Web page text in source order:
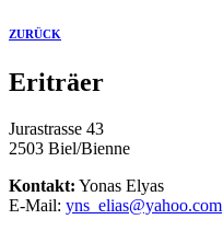
ZURÜCK
Eriträer
Jurastrasse 43
2503 Biel/Bienne
Kontakt: Yonas Elyas
E-Mail: yns_elias@yahoo.com